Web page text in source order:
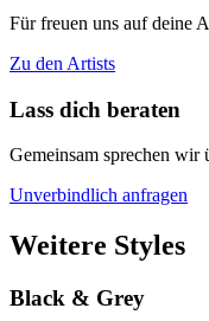
Für freuen uns auf deine
Zu den Artists
Lass dich beraten
Gemeinsam sprechen wir
Unverbindlich anfragen
Weitere Styles
Black & Grey